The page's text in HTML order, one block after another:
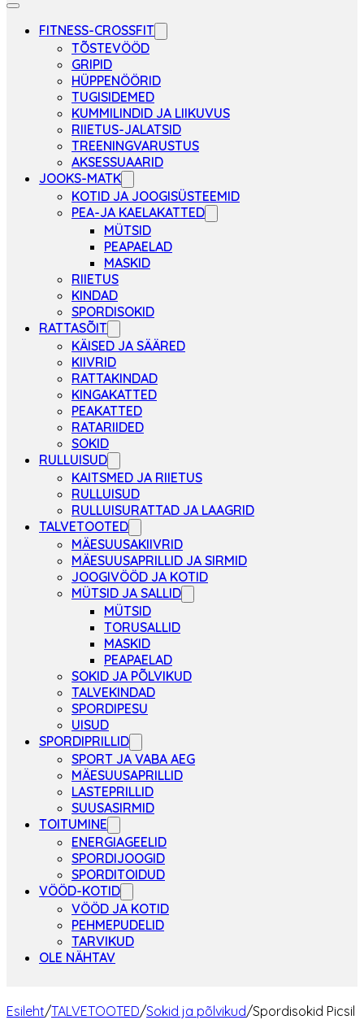
FITNESS-CROSSFIT
TÕSTEVÖÖD
GRIPID
HÜPPENÖÖRID
TUGISIDEMED
KUMMILINDID JA LIIKUVUS
RIIETUS-JALATSID
TREENINGVARUSTUS
AKSESSUAARID
JOOKS-MATK
KOTID JA JOOGISÜSTEEMID
PEA-JA KAELAKATTED
MÜTSID
PEAPAELAD
MASKID
RIIETUS
KINDAD
SPORDISOKID
RATTASÕIT
KÄISED JA SÄÄRED
KIIVRID
RATTAKINDAD
KINGAKATTED
PEAKATTED
RATARIIDED
SOKID
RULLUISUD
KAITSMED JA RIIETUS
RULLUISUD
RULLUISURATTAD JA LAAGRID
TALVETOOTED
MÄESUUSAKIIVRID
MÄESUUSAPRILLID JA SIRMID
JOOGIVÖÖD JA KOTID
MÜTSID JA SALLID
MÜTSID
TORUSALLID
MASKID
PEAPAELAD
SOKID JA PÕLVIKUD
TALVEKINDAD
SPORDIPESU
UISUD
SPORDIPRILLID
SPORT JA VABA AEG
MÄESUUSAPRILLID
LASTEPRILLID
SUUSASIRMID
TOITUMINE
ENERGIAGEELID
SPORDIJOOGID
SPORDITOIDUD
VÖÖD-KOTID
VÖÖD JA KOTID
PEHMEPUDELID
TARVIKUD
OLE NÄHTAV
Esileht/TALVETOOTED/Sokid ja põlvikud/Spordisokid Picsil